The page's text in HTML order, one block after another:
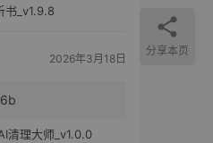
_v1.9.8
2026年3月18日
清理大师_v1.0.0
分享本页